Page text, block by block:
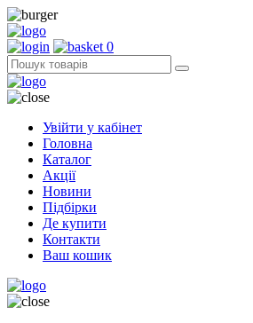
0
Увійти у кабінет
Головна
Каталог
Акції
Новини
Підбірки
Де купити
Контакти
Ваш кошик